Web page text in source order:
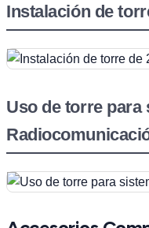
Instalación de
Uso de torre para